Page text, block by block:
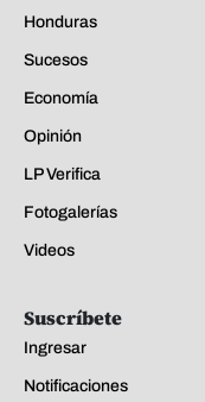
Honduras
Sucesos
Economía
Opinión
LP Verifica
Fotogalerías
Videos
Suscríbete
Ingresar
Notificaciones